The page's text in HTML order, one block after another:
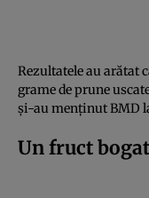
Rezultatele au arătat
grame de prune
și-au menținut BMD
Un fruct